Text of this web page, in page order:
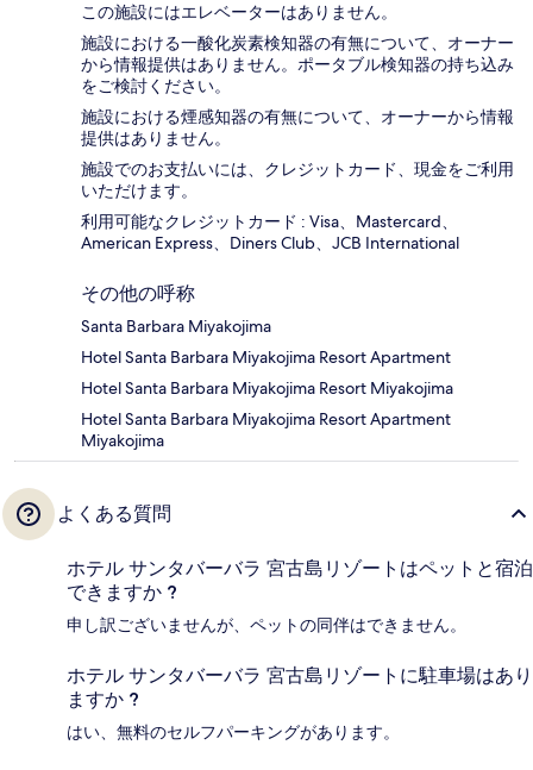
この施設にはエレベーターはありません。
施設における一酸化炭素検知器の有無について、オーナー
から情報提供はありません。ポータブル検知器の持ち込み
をご検討ください。
施設における煙感知器の有無について、オーナーから情報
提供はありません。
施設でのお支払いには、クレジットカード、現金をご利用
いただけます。
利用可能なクレジットカード : Visa、Mastercard、
American Express、Diners Club、JCB International
その他の呼称
Santa Barbara Miyakojima
Hotel Santa Barbara Miyakojima Resort Apartment
Hotel Santa Barbara Miyakojima Resort Miyakojima
Hotel Santa Barbara Miyakojima Resort Apartment
Miyakojima
よくある質問
ホテル サンタバーバラ 宮古島リゾートはペットと宿泊
できますか ?
申し訳ございませんが、ペットの同伴はできません。
ホテル サンタバーバラ 宮古島リゾートに駐車場はあり
ますか ?
はい、無料のセルフパーキングがあります。